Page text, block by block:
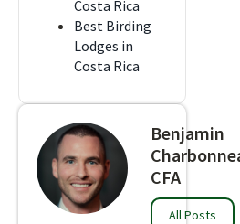
Costa Rica
Best Birding
Lodges in
Costa Rica
Benjamin
CFA
All Posts